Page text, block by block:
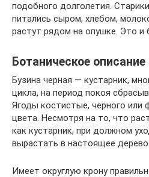
подобного долголетия.
питались сыром, хлебом,
растут рядом на опушке. Это и
Ботаническое описание
Бузина черная — кустарник,
цикла, на период покоя
Ягоды костистые, черного или
цвета. Несмотря на то, что
как кустарник, при должном
вырастать в настоящее
Имеет округлую крону